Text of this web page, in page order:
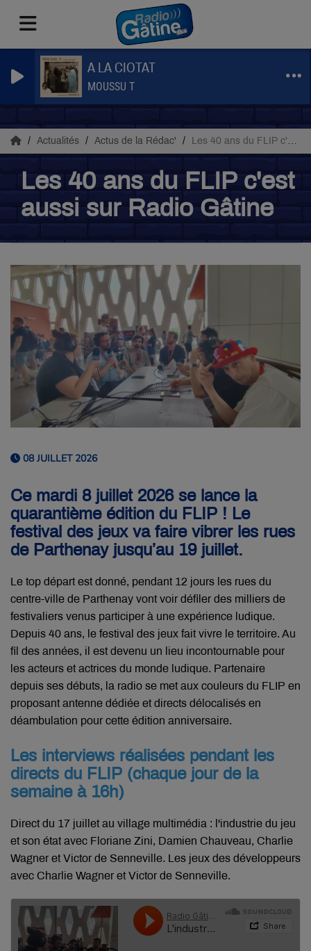
A LA CIOTAT
MOUSSU T
Actualités Actus de la Rédac' Les 40 ans du FLIP c'est aussi sur Radio Gâtine
Les 40 ans du FLIP c'est
aussi sur Radio Gâtine
08 JUILLET 2026
Ce mardi 8 juillet 2026 se lance la
quarantième édition du FLIP ! Le
festival des jeux va faire vibrer les rues
de Parthenay jusqu’au 19 juillet.
Le top départ est donné, pendant 12 jours les rues du
centre-ville de Parthenay vont voir défiler des milliers de
festivaliers venus participer à une expérience ludique.
Depuis 40 ans, le festival des jeux fait vivre le territoire. Au
fil des années, il est devenu un lieu incontournable pour
les acteurs et actrices du monde ludique. Partenaire
depuis ses débuts, la radio se met aux couleurs du FLIP en
proposant antenne dédiée et directs délocalisés en
déambulation pour cette édition anniversaire.
Les interviews réalisées pendant les
directs du FLIP (chaque jour de la
semaine à 16h)
Direct du 17 juillet au village multimédia : l'industrie du jeu
et son état avec Floriane Zini, Damien Chauveau, Charlie
Wagner et Victor de Senneville. Les jeux des développeurs
avec Charlie Wagner et Victor de Senneville.